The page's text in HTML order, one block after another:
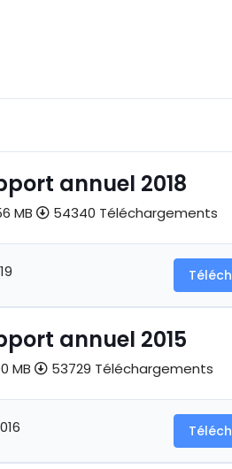
annuel 2018
MB 54340 Téléchargements
annuel 2015
MB 53729 Téléchargements